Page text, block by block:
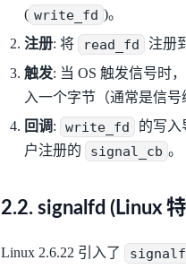
( write_fd )。
注册: 将 read_fd
注册
触发: 当 OS 触发信号时
入一个字节（通常是信号
回调: write_fd 的写入
户注册的
signal_cb 。
2.2. signalfd (Linux
Linux 2.6.22 引入了